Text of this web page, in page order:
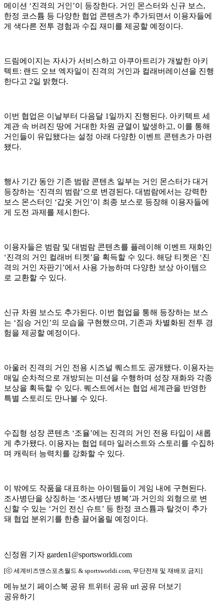
메이션 ‘진격의 거인’이 등장한다. 거인 몬스터와 신규 보스,
한정 코스튬 등 다양한 협업 콘텐츠가 추가되면서 이용자들에
게 색다른 전투 경험과 수집 재미를 제공할 예정이다.
드림에이지는 자사가 서비스하고 아쿠아트리가 개발한 아키
텍트: 랜드 오브 엑자일이 진격의 거인과 컬래버레이션을 진행
한다고 2일 밝혔다.
이번 협업은 이날부터 다음달 1일까지 진행된다. 아키텍트 세
계관 속 버려진 땅에 거대한 차원 균열이 발생하고, 이를 통해
거인들이 유입됐다는 설정 아래 다양한 이벤트 콘텐츠가 마련
됐다.
행사 기간 동안 기존 범람 콘텐츠 일부는 거인 몬스터가 대거
등장하는 ‘진격의 범람’으로 변경된다. 대범람에서는 강력한
보스 몬스터인 ‘갑옷 거인’이 최종 보스로 등장해 이용자들에
게 도전 과제를 제시한다.
이용자들은 범람 및 대범람 콘텐츠를 플레이해 이벤트 재화인
‘진격의 거인 컬래버 티켓’을 획득할 수 있다. 해당 티켓은 ‘진
격의 거인 자판기’에서 사용 가능하며 다양한 보상 아이템으
로 교환할 수 있다.
신규 차원 보스도 추가된다. 이번 협업을 통해 등장하는 보스
는 ‘짐승 거인’의 모습을 구현했으며, 기존과 차별화된 전투 경
험을 제공할 예정이다.
아울러 진격의 거인 전용 시즈널 퀘스트도 공개됐다. 이용자는
매일 순차적으로 개방되는 미션을 수행하며 성장 재화와 각종
보상을 획득할 수 있다. 퀘스트에서는 협업 세계관을 반영한
특별 스토리도 만나볼 수 있다.
수집형 성장 콘텐츠 ‘조율’에는 진격의 거인 전용 타입이 새롭
게 추가됐다. 이용자는 협업 테마 일러스트와 스토리를 수집하
며 캐릭터 능력치를 강화할 수 있다.
이 밖에도 작품을 대표하는 아이템들이 게임 내에 구현된다.
조사병단을 상징하는 ‘조사병단 병복’과 거인의 외형으로 변
신할 수 있는 ‘거인 전신 슈트’ 등 한정 코스튬과 탈것이 추가
돼 협업 분위기를 한층 끌어올릴 예정이다.
신정원 기자 garden1@sportsworldi.com
[ⓒ 세계비즈앤스포츠월드 & sportsworldi.com, 무단전재 및 재배포 금지]
메뉴보기 페이스북 공유 트위터 공유 url 공유 더보기
공유하기